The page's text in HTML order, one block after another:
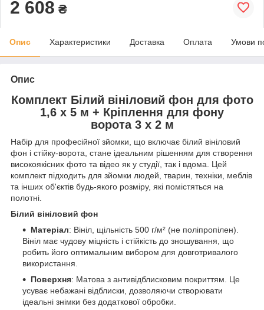
2 608 ₴
Опис Характеристики Доставка Оплата Умови
Опис
Комплект Білий вініловий фон для фото
1,6 х 5 м + Кріплення для фону
ворота 3 х 2 м
Набір для професійної зйомки, що включає білий вініловий
фон і стійку-ворота, стане ідеальним рішенням для створення
високоякісних фото та відео як у студії, так і вдома. Цей
комплект підходить для зйомки людей, тварин, техніки, меблів
та інших об'єктів будь-якого розміру, які помістяться на
полотні.
Білий вініловий фон
Матеріал: Вініл, щільність 500 г/м² (не поліпропілен).
Вініл має чудову міцність і стійкість до зношування, що
робить його оптимальним вибором для довготривалого
використання.
Поверхня: Матова з антивідблисковим покриттям. Це
усуває небажані відблиски, дозволяючи створювати
ідеальні знімки без додаткової обробки.